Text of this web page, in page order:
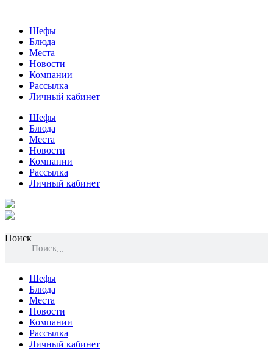
Шефы
Блюда
Места
Новости
Компании
Рассылка
Личный кабинет
Шефы
Блюда
Места
Новости
Компании
Рассылка
Личный кабинет
Поиск
Поиск
Шефы
Блюда
Места
Новости
Компании
Рассылка
Личный кабинет